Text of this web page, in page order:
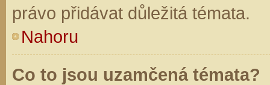
právo přidávat důležitá témata.
Nahoru
Co to jsou uzamčená témata?